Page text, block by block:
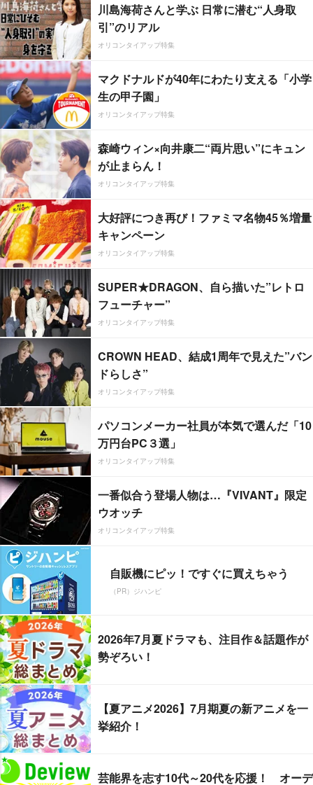
川島海荷さんと学ぶ 日常に潜む“人身取
引”のリアル
オリコンタイアップ特集
マクドナルドが40年にわたり支える「小学
生の甲子園」
オリコンタイアップ特集
森崎ウィン×向井康二“両片思い”にキュン
が止まらん！
オリコンタイアップ特集
大好評につき再び！ファミマ名物45％増量
キャンペーン
オリコンタイアップ特集
SUPER★DRAGON、自ら描いた”レトロ
フューチャー”
オリコンタイアップ特集
CROWN HEAD、結成1周年で見えた”バン
ドらしさ”
オリコンタイアップ特集
パソコンメーカー社員が本気で選んだ「10
万円台PC３選」
オリコンタイアップ特集
一番似合う登場人物は…『VIVANT』限定
ウオッチ
オリコンタイアップ特集
自販機にピッ！ですぐに買えちゃう
（PR）ジハンピ
2026年7月夏ドラマも、注目作＆話題作が
勢ぞろい！
【夏アニメ2026】7月期夏の新アニメを一
挙紹介！
芸能界を志す10代～20代を応援！ オーデ